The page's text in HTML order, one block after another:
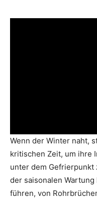
Wenn der Winter naht,
kritischen Zeit, um ihre
unter dem Gefrierpunkt
der saisonalen
führen, von